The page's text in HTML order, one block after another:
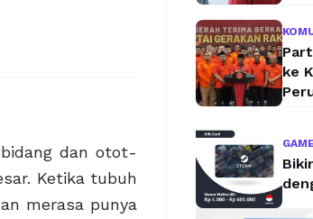
dan otot-
Ketika tubuh
merasa punya
ke
GAME